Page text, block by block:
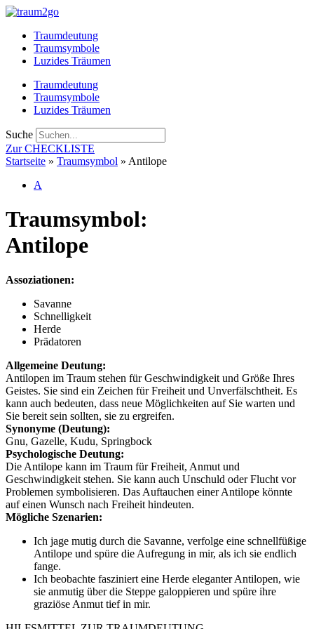
Zum
springenTraumdeutung
Traumsymbole
Luzides Träumen
Traumdeutung
Traumsymbole
Luzides Träumen
Suche
Zur CHECKLISTE
Startseite » Traumsymbol » Antilope
A
Traumsymbol:
Antilope
Assoziationen:
Savanne
Schnelligkeit
Herde
Prädatoren
Allgemeine Deutung:
Antilopen im Traum stehen für Geschwindigkeit und Größe Ihres
Geistes. Sie sind ein Zeichen für Freiheit und Unverfälschtheit. Es
kann auch bedeuten, dass neue Möglichkeiten auf Sie warten und
Sie bereit sein sollten, sie zu ergreifen.
Synonyme (Deutung):
Gnu, Gazelle, Kudu, Springbock
Psychologische Deutung:
Die Antilope kann im Traum für Freiheit, Anmut und
Geschwindigkeit stehen. Sie kann auch Unschuld oder Flucht vor
Problemen symbolisieren. Das Auftauchen einer Antilope könnte
auf einen Wunsch nach Freiheit hindeuten.
Mögliche Szenarien:
Ich jage mutig durch die Savanne, verfolge eine schnellfüßige
Antilope und spüre die Aufregung in mir, als ich sie endlich
fange.
Ich beobachte fasziniert eine Herde eleganter Antilopen, wie
sie anmutig über die Steppe galoppieren und spüre ihre
graziöse Anmut tief in mir.